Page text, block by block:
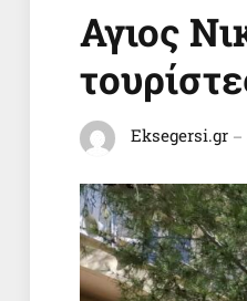
Αγιος
Eksegersi.gr